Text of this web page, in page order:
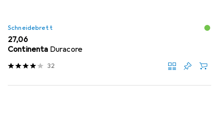
Schneidebrett
EUR
27,06
Continenta Duracore
32